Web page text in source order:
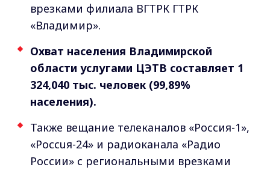
врезками филиала ВГТРК ГТРК
«Владимир».
Охват населения Владимирской
области услугами ЦЭТВ составляет 1
324,040 тыс. человек (99,89%
населения).
Также вещание телеканалов «Россия-1»,
«Россuя-24» и радиоканала «Радио
России» с региональными врезками